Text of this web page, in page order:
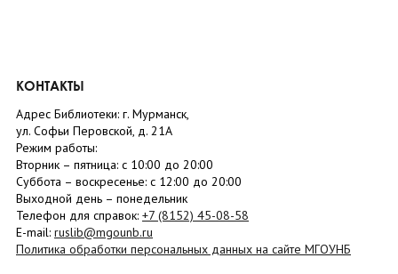
КОНТАКТЫ
Адрес Библиотеки: г. Мурманск,
ул. Софьи Перовской, д. 21А
Режим работы:
Вторник – пятница: с 10:00 до 20:00
Суббота – воскресенье: c 12:00 до 20:00
Выходной день – понедельник
Телефон для справок: +7 (8152) 45-08-58
E-mail: ruslib@mgounb.ru
Политика обработки персональных данных на сайте МГОУНБ